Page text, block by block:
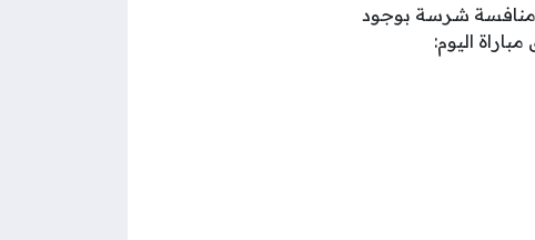
منافسة شرسة بوجود
اليوم: